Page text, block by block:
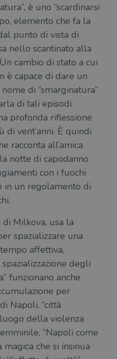
è uno “scardinarsi
elemento che fa la
punto di vista di
nello scantinato alla
cambio di stato a cui
è capace di dare un
di “smarginatura”
di tali episodi
profonda riflessione
di vent’anni. È quindi
racconta all’amica
notte di capodanno
con i fuochi
in un regolamento di
Milkova, usa la
spazializzare una
affettiva,
degli
funzionano anche
per
Napoli, “città
della violenza
“Napoli come
che si insinua